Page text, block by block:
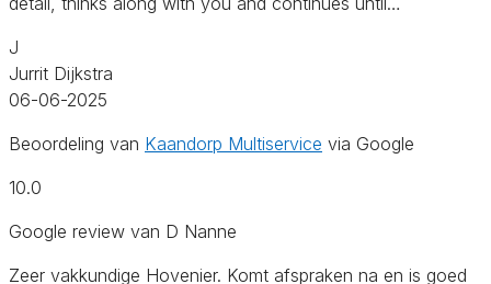
J
Jurrit Dijkstra
06-06-2025
Beoordeling van Kaandorp Multiservice via Google
10.0
Google review van D Nanne
Zeer vakkundige Hovenier. Komt afspraken na en is goed